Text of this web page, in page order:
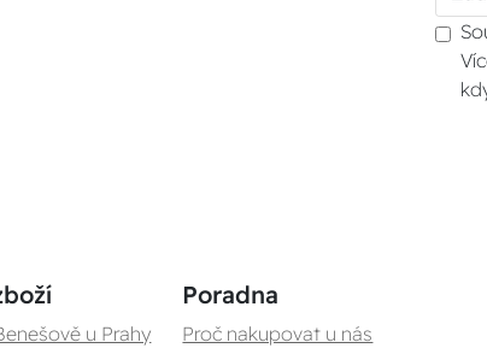
u Prahy
Poradna
Proč nakupovat u nás